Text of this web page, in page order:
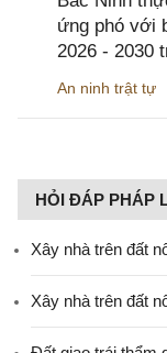
ứng phó với
2026 - 2030
An ninh trật tự
HỎI ĐÁP PHÁP
Xây nhà trên đất
Xây nhà trên đất